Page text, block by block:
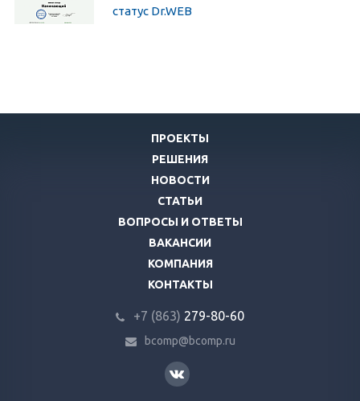
статус Dr.WEB
ПРОЕКТЫ
РЕШЕНИЯ
НОВОСТИ
СТАТЬИ
ВОПРОСЫ И ОТВЕТЫ
ВАКАНСИИ
КОМПАНИЯ
КОНТАКТЫ
+7 (863) 279-80-60
bcomp@bcomp.ru